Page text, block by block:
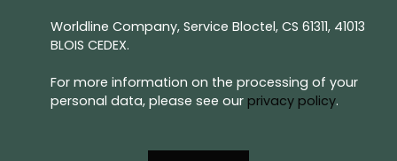
Worldline Company, Service Bloctel, CS 61311, 41013
BLOIS CEDEX.
For more information on the processing of your
personal data, please see our privacy policy.